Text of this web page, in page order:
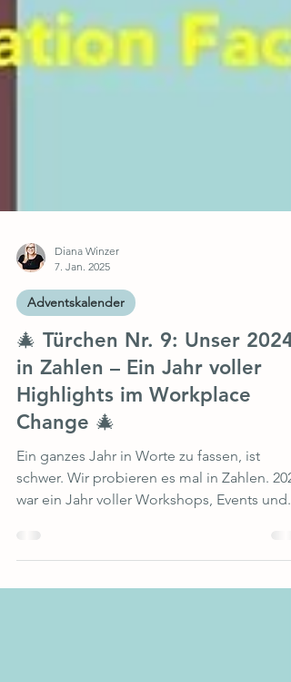
Diana Winzer
7. Jan. 2025
Adventskalender
🎄 Türchen Nr. 9: Unser 2024
in Zahlen – Ein Jahr voller
Highlights im Workplace
Change 🎄
war ein Jahr voller Workshops, Events und...